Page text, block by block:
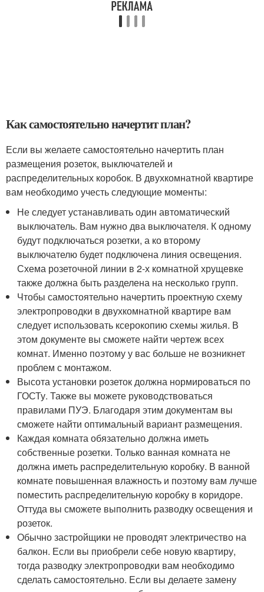
Как самостоятельно начертит план?
Если вы желаете самостоятельно начертить план
размещения розеток, выключателей и
распределительных коробок. В двухкомнатной квартире
вам необходимо учесть следующие моменты:
Не следует устанавливать один автоматический
выключатель. Вам нужно два выключателя. К одному
будут подключаться розетки, а ко второму
выключателю будет подключена линия освещения.
Схема розеточной линии в 2-х комнатной хрущевке
также должна быть разделена на несколько групп.
Чтобы самостоятельно начертить проектную схему
электропроводки в двухкомнатной квартире вам
следует использовать ксерокопию схемы жилья. В
этом документе вы сможете найти чертеж всех
комнат. Именно поэтому у вас больше не возникнет
проблем с монтажом.
Высота установки розеток должна нормироваться по
ГОСТу. Также вы можете руководствоваться
правилами ПУЭ. Благодаря этим документам вы
сможете найти оптимальный вариант размещения.
Каждая комната обязательно должна иметь
собственные розетки. Только ванная комната не
должна иметь распределительную коробку. В ванной
комнате повышенная влажность и поэтому вам лучше
поместить распределительную коробку в коридоре.
Оттуда вы сможете выполнить разводку освещения и
розеток.
Обычно застройщики не проводят электричество на
балкон. Если вы приобрели себе новую квартиру,
тогда разводку электропроводки вам необходимо
сделать самостоятельно. Если вы делаете замену